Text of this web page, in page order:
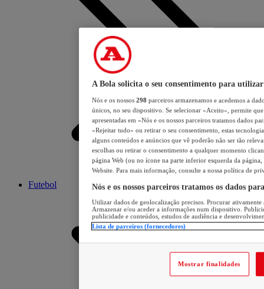
Futebol
A Bola solicita o seu consentimento para utilizar
Nós e os nossos 298 parceiros armazenamos e acedemos a
únicos, no seu dispositivo. Se selecionar «Aceito», permite
apresentadas em «Nós e os nossos parceiros tratamos dados
«Rejeitar tudo» ou retirar o seu consentimento, estas
alguns conteúdos e anúncios que vê poderão não ser tão
escolhas ou retirar o consentimento a qualquer momento
página Web (ou no ícone na parte inferior esquerda da página,
Website. Para mais informação, consulte a nossa política de
Nós e os nossos parceiros tratamos os dados
Utilizar dados de geolocalização precisos. Procurar
Armazenar e/ou aceder a informações num dispositivo.
publicidade e conteúdos, estudos de audiência e
Lista de parceiros (fornecedores)
Mostrar finalidades